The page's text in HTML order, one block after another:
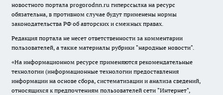
новостного портала progorodnn.ru гиперссылка на ресурс
обязательна, в противном случае будут применены нормы
законодательства РФ об авторских и смежных правах.
Редакция портала не несет ответственности за комментарии
пользователей, а также материалы рубрики "народные новости".
«На информационном ресурсе применяются рекомендательные
технологии (информационные технологии предоставления
информации на основе сбора, систематизации и анализа сведений,
относящихся к предпочтениям пользователей сети "Интернет",